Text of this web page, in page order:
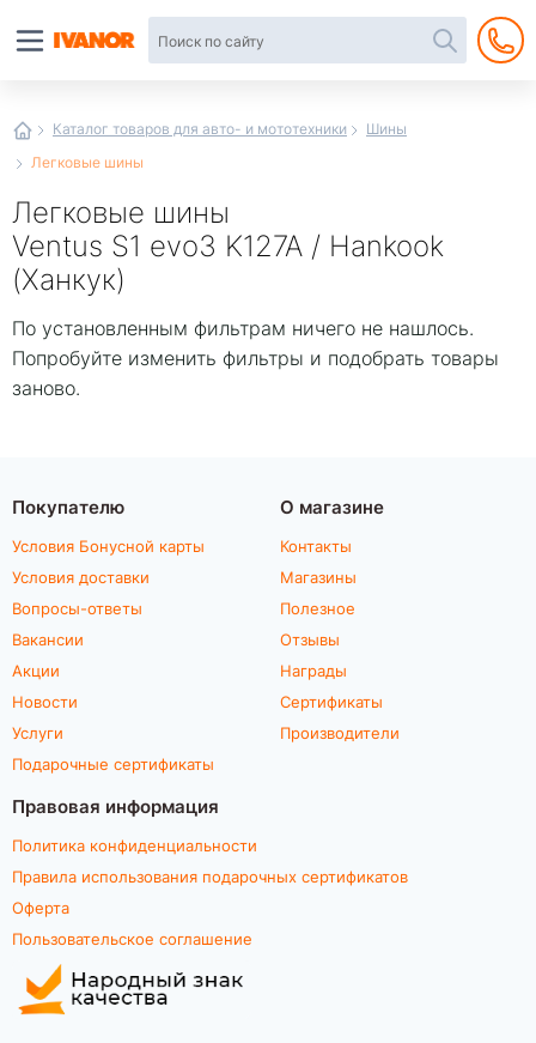
Каталог товаров для авто- и мототехники
Шины
Легковые шины
Легковые шины
Ventus S1 evo3 K127A / Hankook
(Ханкук)
По установленным фильтрам ничего не нашлось.
Попробуйте изменить фильтры и подобрать товары
заново.
Покупателю
Условия Бонусной карты
Условия доставки
Вопросы-ответы
Вакансии
Акции
Новости
Услуги
Подарочные сертификаты
О магазине
Контакты
Магазины
Полезное
Отзывы
Награды
Сертификаты
Производители
Правовая информация
Политика конфиденциальности
Правила использования подарочных сертификатов
Оферта
Пользовательское соглашение
интернет-